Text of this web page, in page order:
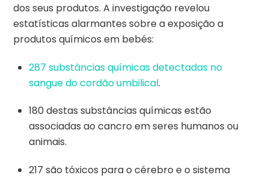
dos seus produtos. A investigação revelou
estatísticas alarmantes sobre a exposição a
produtos químicos em bebés:
287 substâncias químicas detectadas no
sangue do cordão umbilical.
180 destas substâncias químicas estão
associadas ao cancro em seres humanos ou
animais.
217 são tóxicos para o cérebro e o sistema